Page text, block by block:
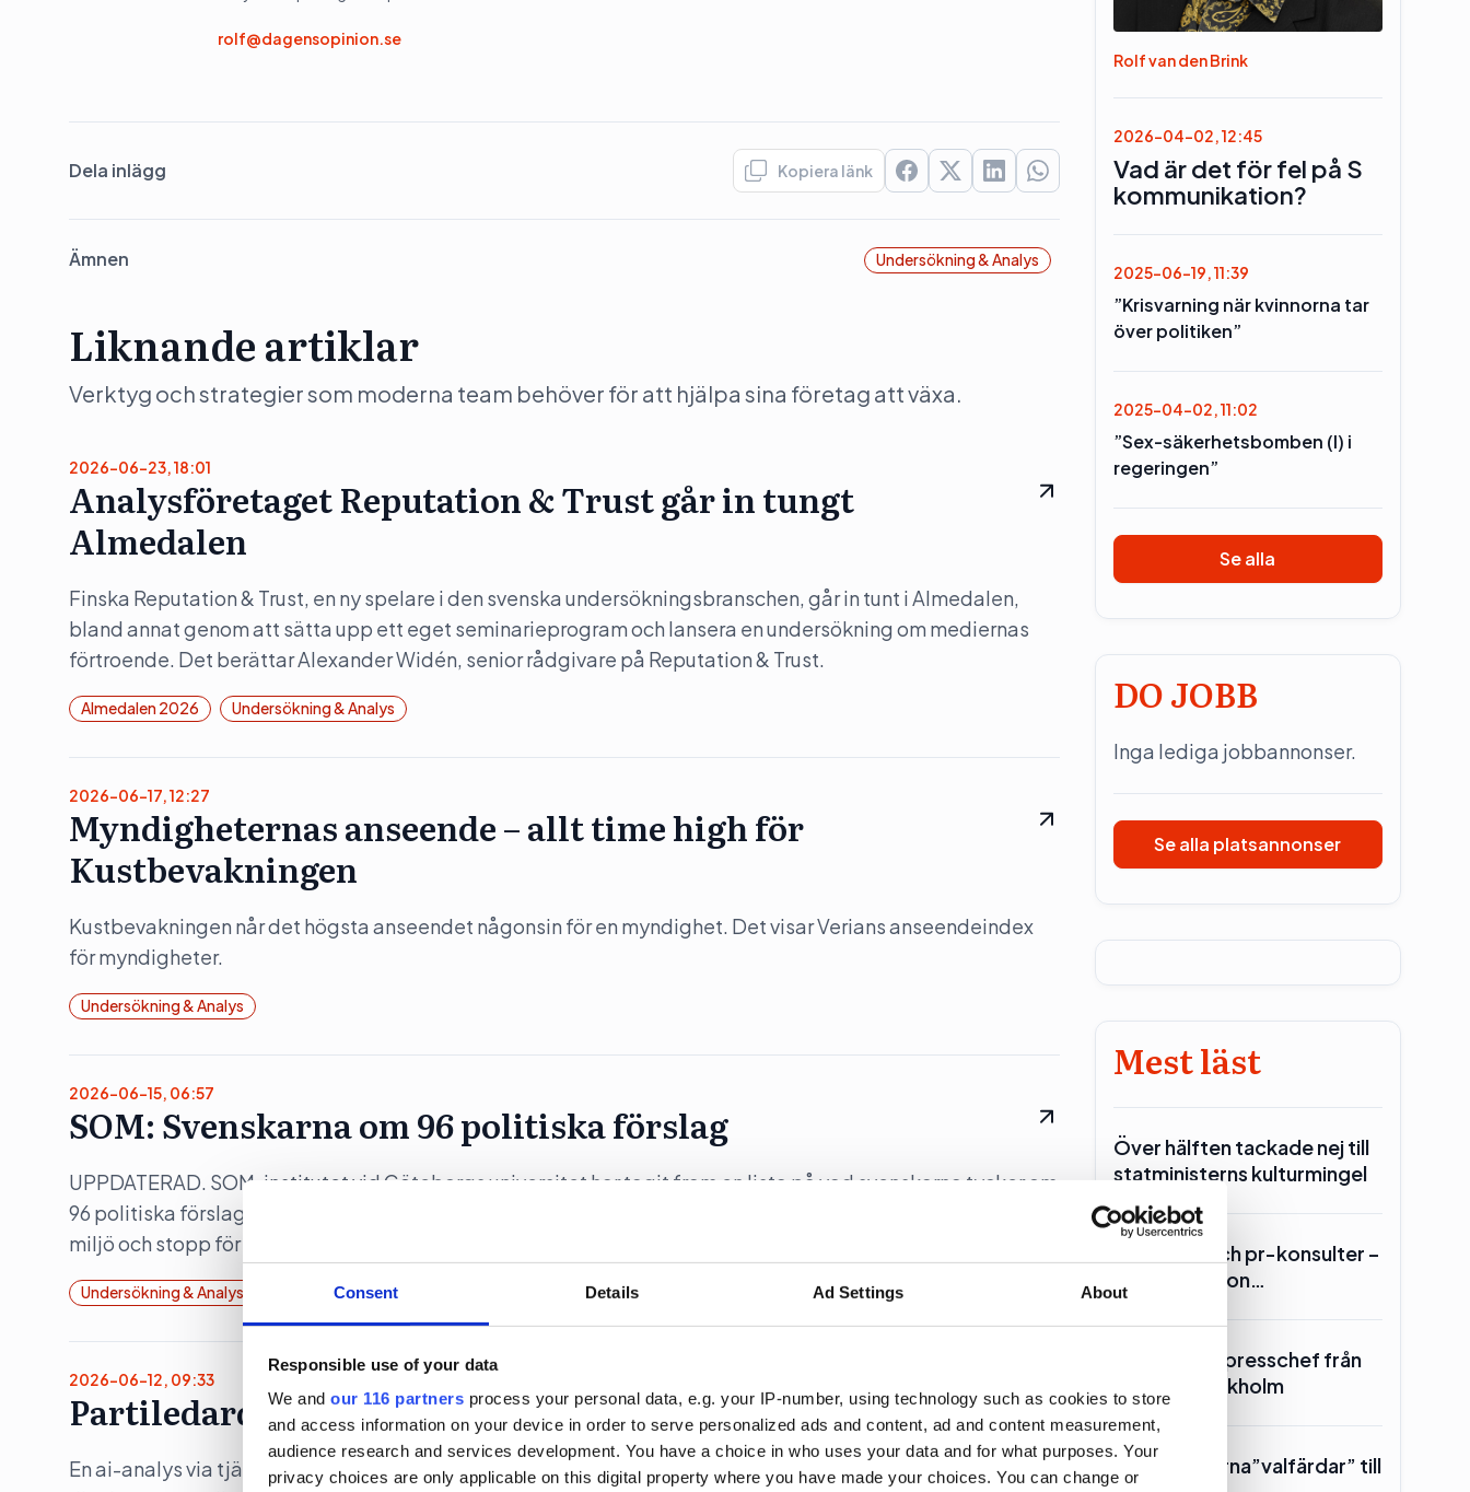
Consent Details Ad Settings About
Responsible use of your data
We and our 116 partners process your personal data, e.g. your IP-number, using technology such as cookies to store
and access information on your device in order to serve personalized ads and content, ad and content measurement,
audience research and services development. You have a choice in who uses your data and for what purposes. Your
privacy choices are only applicable on this digital property where you have made your choices. You can change or
rolf@dagensopinion.se
Dela inlägg Kopiera länk
Ämnen Undersökning & Analys
Liknande artiklar
Verktyg och strategier som moderna team behöver för att hjälpa sina företag att växa.
2026-06-23, 18:01
Analysföretaget Reputation & Trust går in tungt
Almedalen
Finska Reputation & Trust, en ny spelare i den svenska undersökningsbranschen, går in tunt i Almedalen,
bland annat genom att sätta upp ett eget seminarieprogram och lansera en undersökning om mediernas
förtroende. Det berättar Alexander Widén, senior rådgivare på Reputation & Trust.
Almedalen 2026 Undersökning & Analys
2026-06-17, 12:27
Myndigheternas anseende – allt time high för
Kustbevakningen
Kustbevakningen når det högsta anseendet någonsin för en myndighet. Det visar Verians anseendeindex
för myndigheter.
Undersökning & Analys
2026-06-15, 06:57
SOM: Svenskarna om 96 politiska förslag
UPPDATERAD. SOM-institutet vid Göteborgs universitet har tagit fram en lista på vad svenskarna tycker om
96 politiska förslag. Skärpta straff, utvisningar av kriminella, ökad jämställdhet, bättre integration, bättre
miljö och stopp för vinster i hamnar i topp.
Undersökning & Analys Val 2026
2026-06-12, 09:33
Partiledardebatten: Tidöledare tog för sig minst
En ai-analys via tjänsten Debattkollen visar att oppositionsledarna tog för sig mer än regeringen i
Rolf van den Brink
2026-04-02, 12:45
Vad är det för fel på S
kommunikation?
2025-06-19, 11:39
”Krisvarning när kvinnorna tar
över politiken”
2025-04-02, 11:02
”Sex-säkerhetsbomben (l) i
regeringen”
Se alla
DO JOBB
Inga lediga jobbannonser.
Se alla platsannonser
Mest läst
Över hälften tackade nej till
statministerns kulturmingel
Lars Lerin och pr-konsulter –
Ulf Kristersson…
SKR hämtar presschef från
Region Stockholm
Toppolitikerna”valfärdar” till